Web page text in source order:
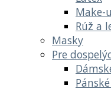
Make-
Rúž a
Masky
Pre